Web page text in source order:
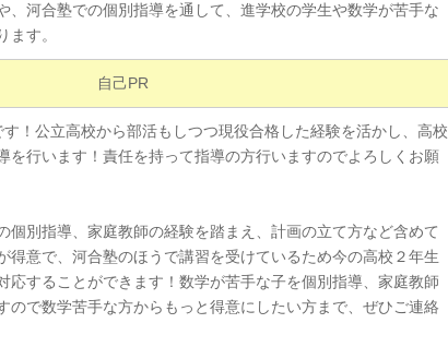
、河合塾での個別指導を通して、進学校の学生や数学が苦手な
ます。
自己PR
！公立高校から部活もしつつ現役合格した経験を活かし、高校
を行います！責任を持って指導の方行いますのでよろしくお願
別指導、家庭教師の経験を踏まえ、計画の立て方など含めて
得意で、河合塾のほうで講習を受けているため今の高校２年生
応することができます！数学が苦手な子を個別指導、家庭教師
ので数学苦手な方からもっと得意にしたい方まで、ぜひご連絡